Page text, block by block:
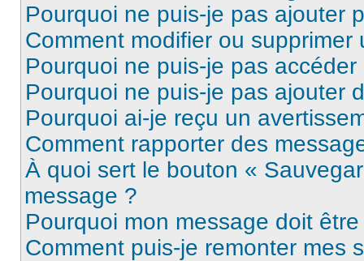
Pourquoi ne puis-je pas ajouter
Comment modifier ou supprimer
Pourquoi ne puis-je pas
Pourquoi ne puis-je pas ajouter
Pourquoi ai-je reçu un
Comment rapporter des
À quoi sert le bouton «
message ?
Pourquoi mon message doit
Comment puis-je remonter mes